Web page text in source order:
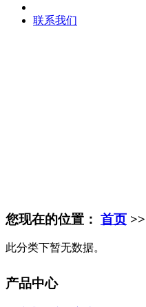
联系我们
您现在的位置： 首页 >>
此分类下暂无数据。
产品中心